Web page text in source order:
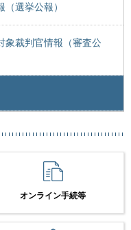
選挙公報）
裁判官情報（審査公
オンライン手続等